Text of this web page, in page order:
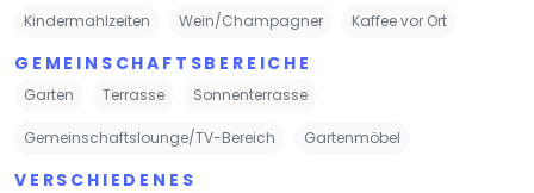
Kindermahlzeiten Wein/Champagner Kaffee vor Ort
GEMEINSCHAFTSBEREICHE
Garten Terrasse Sonnenterrasse
Gemeinschaftslounge/TV-Bereich Gartenmöbel
VERSCHIEDENES